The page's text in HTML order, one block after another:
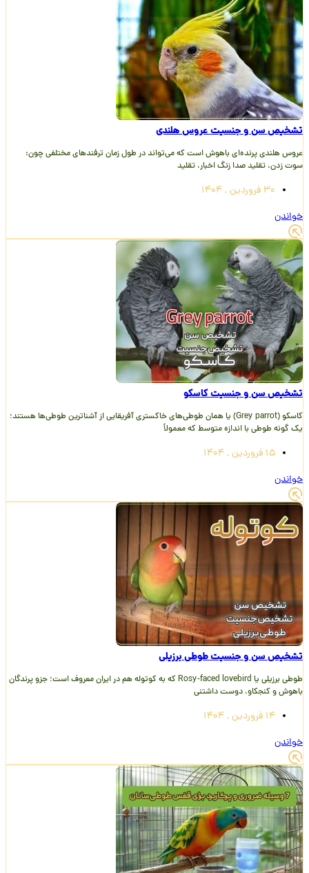
تشخیص سن و جنسیت عروس هلندی
عروس هلندی پرنده‌ای باهوش است که می‌تواند در طول زمان ترفندهای مختلفی چون:
سوت زدن، تقلید صدا زنگ اخبار، تقلید
30 فروردین , 1404
خواندن
تشخیص سن و جنسیت کاسکو
کاسکو (Grey parrot) یا همان طوطی‌های خاکستری آفریقایی از آشناترین طوطی‌ها هستند؛
یک گونه طوطی با اندازه متوسط که معمولاً
15 فروردین , 1404
خواندن
تشخیص سن و جنسیت طوطی برزیلی
طوطی برزیلی یا Rosy-faced lovebird که به کوتوله هم در ایران معروف است؛ جزو پرندگان
باهوش و کنجکاو، دوست داشتنی
14 فروردین , 1404
خواندن